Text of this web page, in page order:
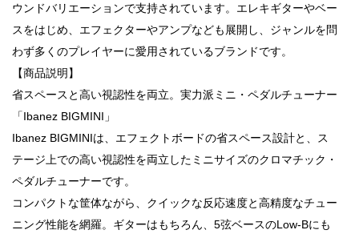
ウンドバリエーションで支持されています。エレキギターやベー
スをはじめ、エフェクターやアンプなども展開し、ジャンルを問
わず多くのプレイヤーに愛用されているブランドです。
【商品説明】
省スペースと高い視認性を両立。実力派ミニ・ペダルチューナー
「Ibanez BIGMINI」
Ibanez BIGMINIは、エフェクトボードの省スペース設計と、ス
テージ上での高い視認性を両立したミニサイズのクロマチック・
ペダルチューナーです。
コンパクトな筐体ながら、クイックな反応速度と高精度なチュー
ニング性能を網羅。ギターはもちろん、5弦ベースのLow-Bにも